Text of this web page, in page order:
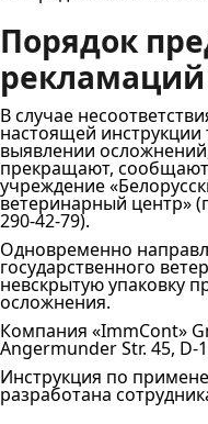
Порядок
рекламаций
В случае
настоящей
выявлении
прекращают, сообщают
учреждение
ветеринарный центр»
290‐42‐79).
Одновременно
государственного
невскрытую упаковку
осложнения.
Компания «ImmCont»
Angermunder Str. 45,
Инструкция по
разработана